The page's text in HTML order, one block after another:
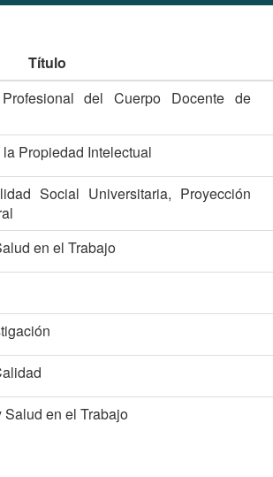
Título
del Cuerpo Docente de
Propiedad Intelectual
Social Universitaria, Proyección
en el Trabajo
en el Trabajo